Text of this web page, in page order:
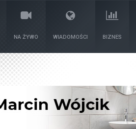
NA ŻYWO WIADOMOŚCI BIZNES